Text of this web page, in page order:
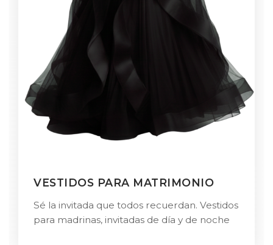
VESTIDOS PARA MATRIMONIO
Sé la invitada que todos recuerdan. Vestidos
para madrinas, invitadas de día y de noche